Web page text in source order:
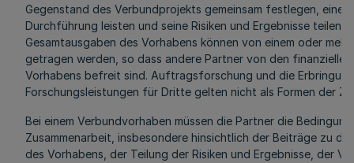
Gegenstand des Verbundprojekts gemeinsam festlegen,
Durchführung leisten und seine Risiken und Ergebnisse teilen.
Gesamtausgaben des Vorhabens können von einem oder
getragen werden, so dass andere Partner von den finanziellen
Vorhabens befreit sind. Auftragsforschung und die
Forschungsleistungen für Dritte gelten nicht als Formen der
Bei einem Verbundvorhaben müssen die Partner die
Zusammenarbeit, insbesondere hinsichtlich der Beiträge zu
des Vorhabens, der Teilung der Risiken und Ergebnisse, der